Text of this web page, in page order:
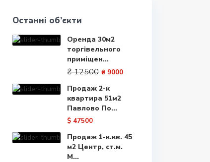
Останні об’єкти
Оренда 30м2
торгівельного
приміщен...
₴ 12500 ₴ 9000
Продаж 2-к
квартира 51м2
Павлово По...
$ 47500
Продаж 1-к.кв. 45
м2 Центр, ст.м.
М...